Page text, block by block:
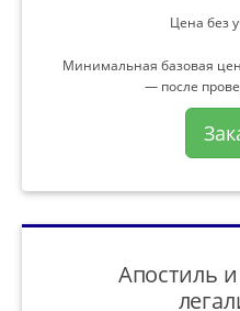
Цена без
Минимальная базовая
— после
Апостиль